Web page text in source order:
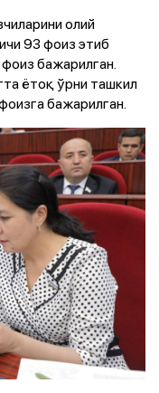
олий
93 фоиз этиб
бажарилган.
ётоқ ўрни ташкил
бажарилган.